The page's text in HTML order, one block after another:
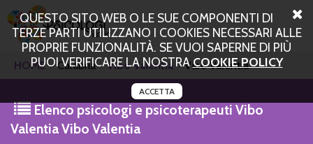
QUESTO SITO WEB O LE SUE COMPONENTI DI
TERZE PARTI UTILIZZANO I COOKIES NECESSARI ALLE
PROPRIE FUNZIONALITÀ. SE VUOI SAPERNE DI PIÙ
PUOI VERIFICARE LA NOSTRACOOKIE POLICY
ACCETTA
HOME Calabria Vibo Valentia Vibo Valentia
Elenco psicologi e psicoterapeuti Vibo
Valentia Vibo Valentia